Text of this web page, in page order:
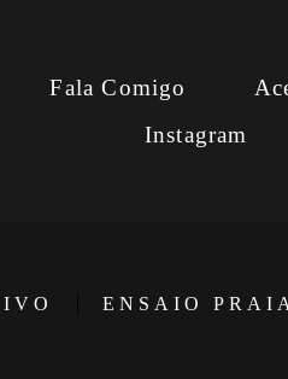
Fala Comigo
Instagram
ENSAIO PRAIA